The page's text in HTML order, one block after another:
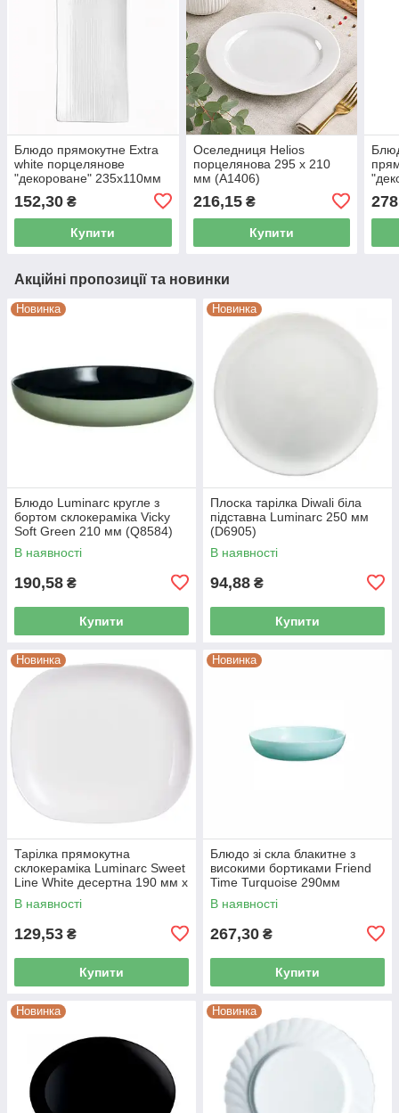
Блюдо прямокутне Extra
white порцелянове
"декороване" 235х110мм
152,30 ₴
Купити
Оселедниця Helios
порцелянова 295 х 210
мм (A1406)
216,15₴
Купити
Акційні пропозиції та новинки
Новинка
Блюдо Luminarc кругле з
бортом склокераміка Vicky
Soft Green 210 мм (Q8584)
В наявності
190,58 ₴
Купити
Новинка
Плоска тарілка Diwali біла
підставна Luminarc 250 мм
(D6905)
В наявності
94,88 ₴
Купити
Новинка
Тарілка прямокутна
склокераміка Luminarc Sweet
Line White десертна 190 мм х
210 мм (J0561)
В наявності
129,53 ₴
Купити
Новинка
Блюдо зі скла блакитне з
високими бортиками Friend
Time Turquoise 290мм
Luminarc (P6362)
В наявності
267,30 ₴
Купити
Новинка Новинка